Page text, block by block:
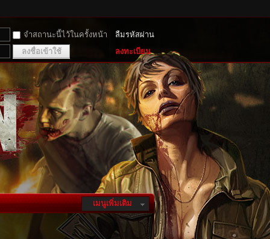
จำสถานะนี้ไว้ในครั้งหน้า
ลืมรหัสผ่าน
ลงชื่อเข้าใช้ ลงทะเบียน
เมนูเพิ่มเติม